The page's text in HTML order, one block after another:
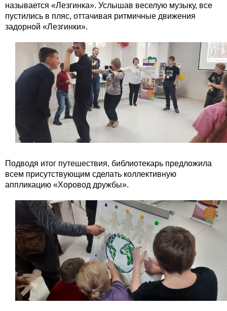
называется «Лезгинка». Услышав веселую музыку, все
пустились в пляс, оттачивая ритмичные движения
задорной «Лезгинки».
Подводя итог путешествия, библиотекарь предложила
всем присутствующим сделать коллективную
аппликацию «Хоровод дружбы».